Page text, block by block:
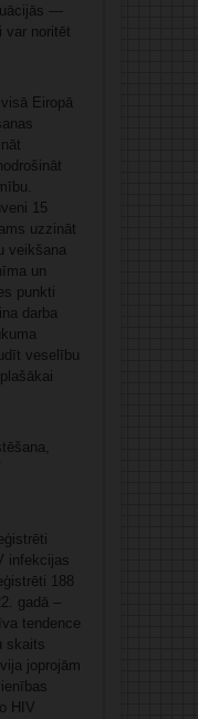
—
var noritēt
Eiropā
15
uzzināt
veikšana
un
punkti
darba
veselību
infekcijas
188
gadā –
tendence
skaits
joprojām
HIV